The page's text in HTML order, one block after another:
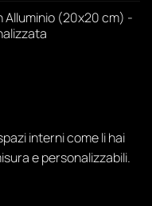
Alluminio (20x20 cm) -
interni come li hai
e personalizzabili.